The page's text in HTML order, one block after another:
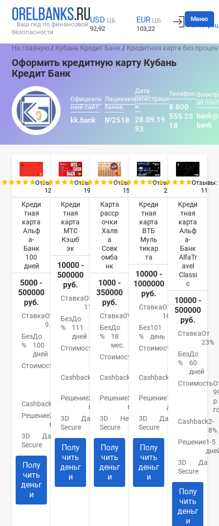
Ваш гид по финансовой
безопасности
USD ЦБ
92,92
EUR ЦБ
103,22
Вход
Меню
На главную / Кубань Кредит Банк / Кредитная карта без
Оформить кредитную карту Кубань
Кредит Банк
Официаль
ный сайт:
kk.bank
Лицензия
банка:
№2518
Дата
регистраци
и:
28.09.19
93
Телефон:
8 800
555 25
18
ая
bank
Отзывы:
12
Креди
тная
карта
Альф
а-
Банк
100
дней
5000 -
500000
руб.
СтавкаОт
9.9%
Без
%
До
100
дней
Стоимость
590
Cashback
Решение2
мин.
3D
Secure
Да
Полу
чить
деньг
и
Отзывы:
19
Креди
тная
карта
МТС
Кэшб
эк
10000 -
500000
руб.
СтавкаОт
11,9%
Без
%
До
111
дней
Стоимость
Cashback
Решение2
мин.
3D
Secure
Да
Полу
чить
деньг
и
Отзывы:
15
Карта
расср
очки
Халв
а
Совк
омба
нк
1000 -
350000
руб.
Ставка0%
Без
%
До
18
мес.
Стоимость
Cashback
До
Решение5
мин.
3D
Secure
Нет
Полу
чить
деньг
и
Отзывы:
2
Креди
тная
карта
ВТБ
Муль
тикар
та
10000 -
1000000
руб.
СтавкаОт
16%
Без
%
101
день
Стоимость
руб.
Cashback
Решение1
день
3D
Secure
Да
Полу
чить
деньг
и
Отзывы:
11
Креди
тная
карта
Альф
а-
Банк
AlfaTr
avel
Classi
c
10000 -
500000
руб.
СтавкаОт
23%
Без
%
До
60
дней
Стоимость
Cashback2-
8%
Решение1-5
3D
Secure
Да
Полу
чить
деньг
и